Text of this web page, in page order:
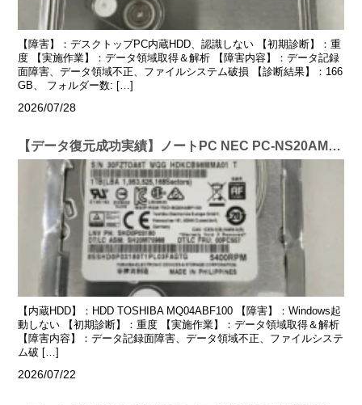
【障害】：デスクトップPC内蔵HDD、認識しない 【初期診断】：重
度 【実施作業】：データ領域取得＆解析 【障害内容】：データ記録
面障害、データ領域不正、ファイルシステム破損 【診断結果】：166
GB、 フォルダー数: […]
2026/07/28
【データ復元成功実績】ノートPC NEC PC-NS20AM2W 1TB
【内蔵HDD】：HDD TOSHIBA MQ04ABF100 【障害】：Windows起
動しない 【初期診断】：重度 【実施作業】：データ領域取得＆解析
【障害内容】：データ記録面障害、データ領域不正、ファイルシステ
ム破 […]
2026/07/22